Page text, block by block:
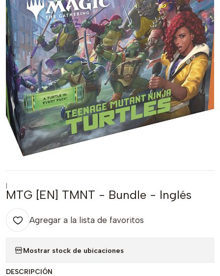
|
MTG [EN] TMNT - Bundle - Inglés
Agregar a la lista de favoritos
Mostrar stock de ubicaciones
DESCRIPCIÓN